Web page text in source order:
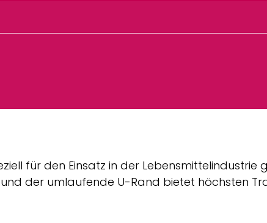
für den Einsatz in der
der umlaufende U-Rand bietet höchsten